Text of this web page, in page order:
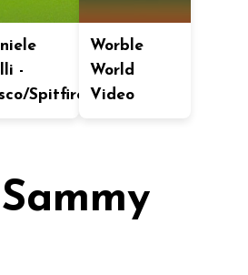
-
Spitfire
Worble
World
Video